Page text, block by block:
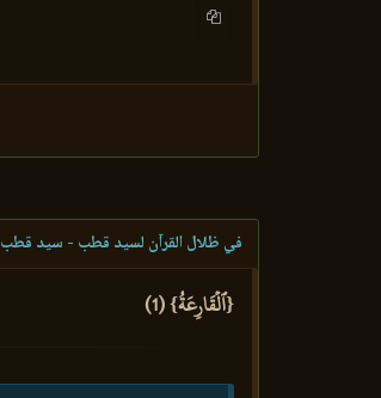
في ظلال القرآن لسيد قطب - سيد قطب
{ٱلۡقَارِعَةُ} (1)